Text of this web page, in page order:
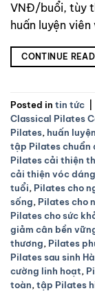
VNĐ/buổi, tùy
huấn luyện
CONTINUE
Posted in tin tức
Classical Pilates
Pilates, huấn
tập Pilates chuẩn
Pilates cải thiện
cải thiện vóc dáng
tuổi, Pilates cho
sống, Pilates cho
Pilates cho sức
giảm cân bền
thương, Pilates
Pilates sau sinh
cường linh hoạt,
toàn, tập Pilates